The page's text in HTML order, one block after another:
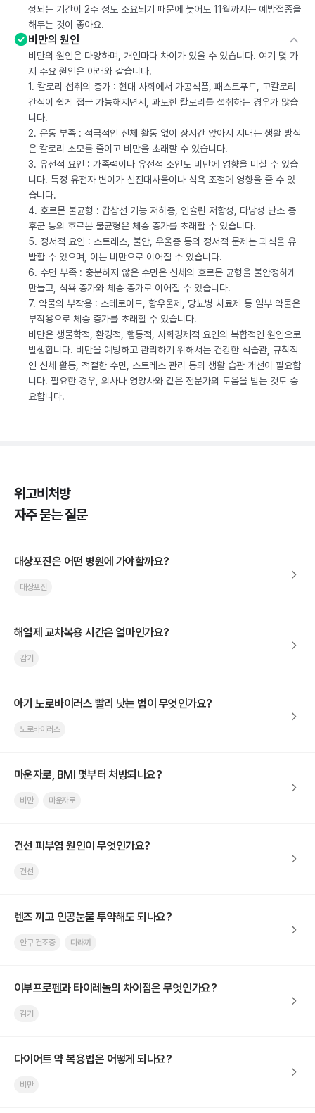
성되는 기간이 2주 정도 소요되기 때문에 늦어도 11월까지는 예방접종을
해두는 것이 좋아요.
비만의 원인
비만의 원인은 다양하며, 개인마다 차이가 있을 수 있습니다. 여기 몇 가
지 주요 원인은 아래와 같습니다.
1. 칼로리 섭취의 증가 : 현대 사회에서 가공식품, 패스트푸드, 고칼로리
간식이 쉽게 접근 가능해지면서, 과도한 칼로리를 섭취하는 경우가 많습
니다.
2. 운동 부족 : 적극적인 신체 활동 없이 장시간 앉아서 지내는 생활 방식
은 칼로리 소모를 줄이고 비만을 초래할 수 있습니다.
3. 유전적 요인 : 가족력이나 유전적 소인도 비만에 영향을 미칠 수 있습
니다. 특정 유전자 변이가 신진대사율이나 식욕 조절에 영향을 줄 수 있
습니다.
4. 호르몬 불균형 : 갑상선 기능 저하증, 인슐린 저항성, 다낭성 난소 증
후군 등의 호르몬 불균형은 체중 증가를 초래할 수 있습니다.
5. 정서적 요인 : 스트레스, 불안, 우울증 등의 정서적 문제는 과식을 유
발할 수 있으며, 이는 비만으로 이어질 수 있습니다.
6. 수면 부족 : 충분하지 않은 수면은 신체의 호르몬 균형을 불안정하게
만들고, 식욕 증가와 체중 증가로 이어질 수 있습니다.
7. 약물의 부작용 : 스테로이드, 항우울제, 당뇨병 치료제 등 일부 약물은
부작용으로 체중 증가를 초래할 수 있습니다.
비만은 생물학적, 환경적, 행동적, 사회경제적 요인의 복합적인 원인으로
발생합니다. 비만을 예방하고 관리하기 위해서는 건강한 식습관, 규칙적
인 신체 활동, 적절한 수면, 스트레스 관리 등의 생활 습관 개선이 필요합
니다. 필요한 경우, 의사나 영양사와 같은 전문가의 도움을 받는 것도 중
요합니다.
위고비처방
자주 묻는 질문
대상포진은 어떤 병원에 가야할까요?
대상포진
해열제 교차복용 시간은 얼마인가요?
감기
아기 노로바이러스 빨리 낫는 법이 무엇인가요?
노로바이러스
마운자로, BMI 몇부터 처방되나요?
비만 마운자로
건선 피부염 원인이 무엇인가요?
건선
렌즈 끼고 인공눈물 투약해도 되나요?
안구 건조증 다래끼
이부프로펜과 타이레놀의 차이점은 무엇인가요?
감기
다이어트 약 복용법은 어떻게 되나요?
비만